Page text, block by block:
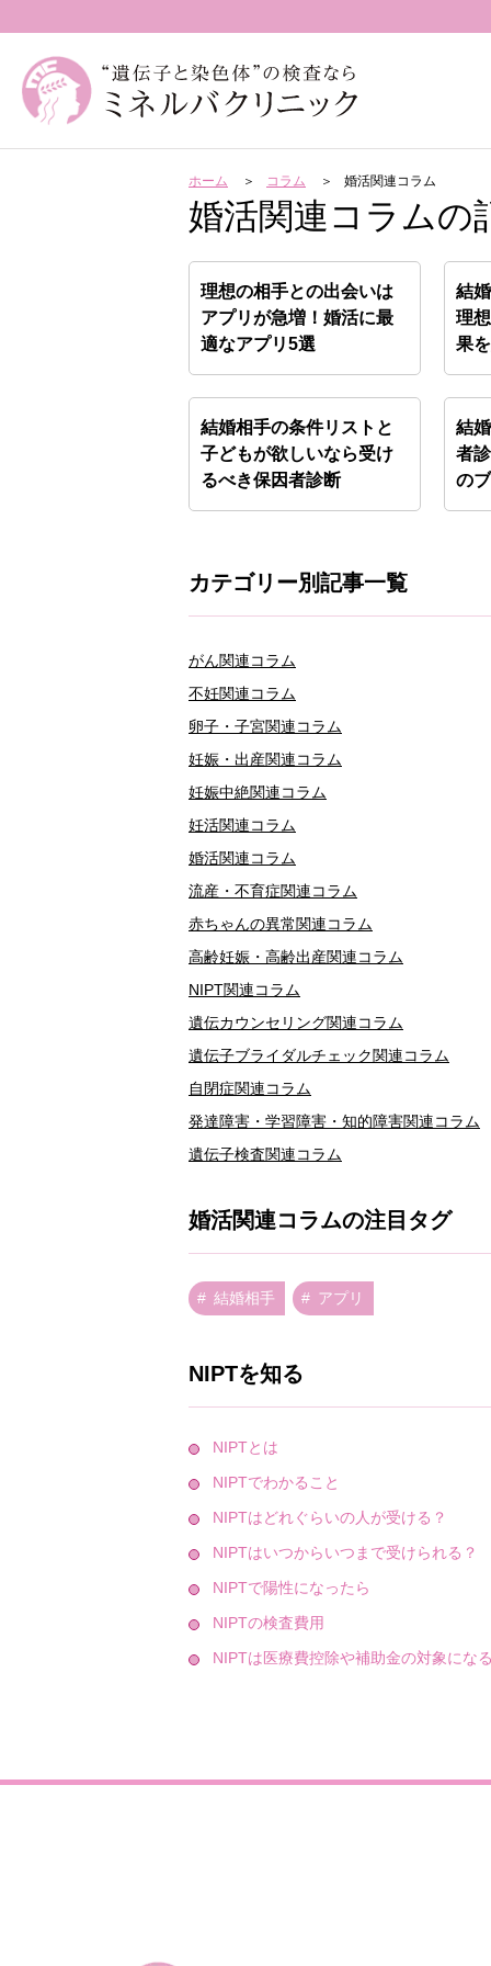
ホーム コラム 婚活関連コラム
婚活関連コラムの
理想の相手との出会いは
アプリが急増！婚活に最
適なアプリ5選
結
理
果
結婚相手の条件リストと
子どもが欲しいなら受け
るべき保因者診断
結
者
の
カテゴリー別記事一覧
がん関連コラム
不妊関連コラム
卵子・子宮関連コラム
妊娠・出産関連コラム
妊娠中絶関連コラム
妊活関連コラム
婚活関連コラム
流産・不育症関連コラム
赤ちゃんの異常関連コラム
高齢妊娠・高齢出産関連コラム
NIPT関連コラム
遺伝カウンセリング関連コラム
遺伝子ブライダルチェック関連コラム
自閉症関連コラム
発達障害・学習障害・知的障害関連コラム
遺伝子検査関連コラム
婚活関連コラムの注目タグ
結婚相手 アプリ
NIPTを知る
NIPTとは
NIPTでわかること
NIPTはどれぐらいの人が受ける？
NIPTはいつからいつまで受けられる？
NIPTで陽性になったら
NIPTの検査費用
NIPTは医療費控除や補助金の対象にな